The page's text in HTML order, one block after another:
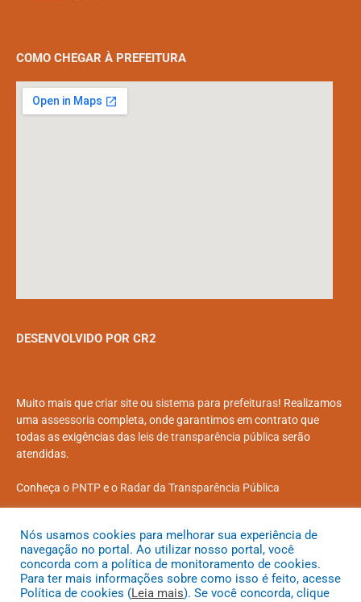
COMO CHEGAR À PREFEITURA
DESENVOLVIDO POR CR2
Muito mais quecriar siteou sistema para prefeituras! Realizamos
uma assessoria completa, onde garantimos em contrato que
todas as exigências das leis de transparência pública serão
atendidas.
Conheça o PNTPe o Radar da Transparência Pública
Todos os direitos reservados a Prefeitura Municipal de Coroatá
Nós usamos cookies para melhorar sua experiência de
navegação no portal. Ao utilizar nosso portal, você
concorda com a política de monitoramento de cookies.
Para ter mais informações sobre como isso é feito, acesse
Política de cookies (Leia mais). Se você concorda, clique